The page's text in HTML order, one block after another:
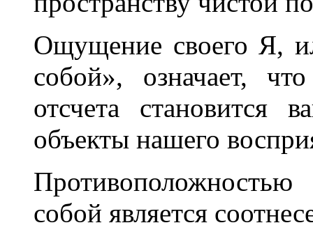
Ощущение своего Я,
собой», означает,
отсчета становится
объекты нашего
собой является